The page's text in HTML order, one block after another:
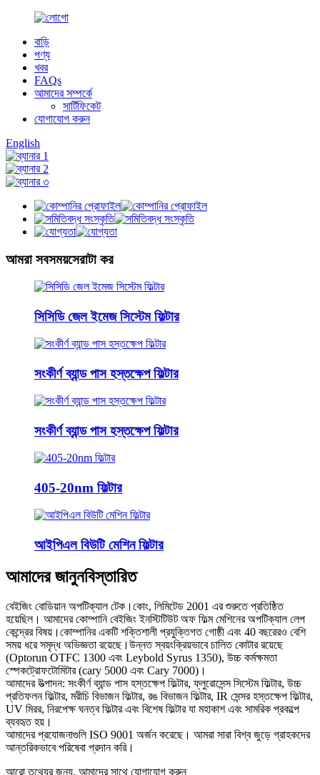
বাড়ি
পণ্য
খবর
FAQs
আমাদের সম্পর্কে
সার্টিফিকেট
যোগাযোগ করুন
English
আমরা সবসময়সেরাটা কর
সিসিডি জেল ইমেজ সিস্টেম ফিল্টার
সংকীর্ণ ব্যান্ড পাস হস্তক্ষেপ ফিল্টার
সংকীর্ণ ব্যান্ড পাস হস্তক্ষেপ ফিল্টার
405-20nm ফিল্টার
আইপিএল বিউটি মেশিন ফিল্টার
আমাদের জানুনবিস্তারিত
বেইজিং বোডিয়ান অপটিক্যাল টেক।কোং, লিমিটেড 2001 এর শুরুতে প্রতিষ্ঠিত
হয়েছিল। আমাদের কোম্পানি বেইজিং ইনস্টিটিউট অফ ফিল্ম মেশিনের অপটিক্যাল লেপ
কেন্দ্রের বিষয়।কোম্পানির একটি শক্তিশালী প্রযুক্তিগত গোষ্ঠী এবং 40 বছরেরও বেশি
সময় ধরে সমৃদ্ধ অভিজ্ঞতা রয়েছে।উন্নত স্বয়ংক্রিয়ভাবে চালিত কোটার রয়েছে
(Optorun OTFC 1300 এবং Leybold Syrus 1350), উচ্চ কর্মক্ষমতা
স্পেকট্রোফটোমিটার (cary 5000 এবং Cary 7000)।
আমাদের উত্পাদন: সংকীর্ণ ব্যান্ড পাস হস্তক্ষেপ ফিল্টার, ফ্লুরোসেন্স সিস্টেম ফিল্টার, উচ্চ
প্রতিফলন ফিল্টার, মরীচি বিভাজন ফিল্টার, রঙ বিভাজন ফিল্টার, IR সেন্সর হস্তক্ষেপ ফিল্টার,
UV মিরর, নিরপেক্ষ ঘনত্ব ফিল্টার এবং বিশেষ ফিল্টার যা মহাকাশ এবং সামরিক প্রকল্পে
ব্যবহৃত হয়।
আমাদের প্রযোজনাগুলি ISO 9001 অর্জন করেছে। আমরা সারা বিশ্ব জুড়ে গ্রাহকদের
আন্তরিকভাবে পরিষেবা প্রদান করি।
আরো তথ্যের জন্য, আমাদের সাথে যোগাযোগ করুন